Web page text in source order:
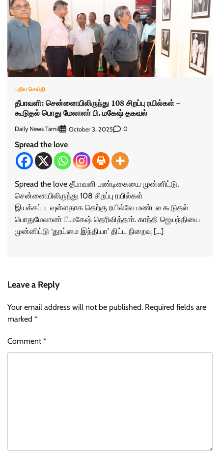
புதிய செய்தி
தீபாவளி: சென்னையிலிருந்து 108 சிறப்பு ரயில்கள் –
கூடுதல் பொது மேலாளா் பி. மகேஷ் தகவல்
Daily News Tamil October 3, 2025 0
Spread the love
Spread the love தீபாவளி பண்டிகையை முன்னிட்டு,
சென்னையிலிருந்து 108 சிறப்பு ரயில்கள்
இயக்கப்படவுள்ளதாக தெற்கு ரயில்வே மண்டல கூடுதல்
பொதுமேலாளா் பி.மகேஷ் தெரிவித்தாா். காந்தி ஜெயந்தியை
முன்னிட்டு ‘தூய்மை இந்தியா’ திட்ட நிறைவு […]
Leave a Reply
Your email address will not be published. Required fields are
marked *
Comment*